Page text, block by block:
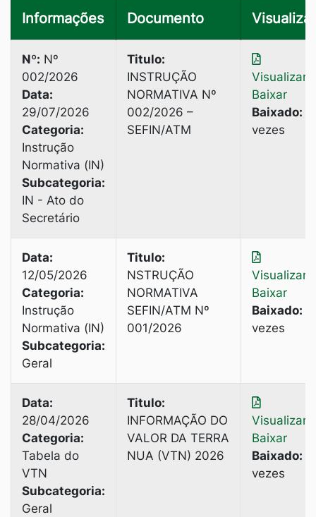
Informações Documento Visualizar
Nº: Nº
002/2026
Data:
29/07/2026
Categoria:
Instrução
Normativa (IN)
Subcategoria:
IN - Ato do
Secretário
Titulo:
INSTRUÇÃO
NORMATIVA Nº
002/2026 –
SEFIN/ATM
Visualizar
Baixar
Baixado:
vezes
Data:
12/05/2026
Categoria:
Instrução
Normativa (IN)
Subcategoria:
Geral
Titulo:
NSTRUÇÃO
NORMATIVA
SEFIN/ATM Nº
001/2026
Visualizar
Baixar
Baixado:
vezes
Data:
28/04/2026
Categoria:
Tabela do
VTN
Subcategoria:
Geral
Titulo:
INFORMAÇÃO DO
VALOR DA TERRA
NUA (VTN) 2026
Visualizar
Baixar
Baixado:
vezes